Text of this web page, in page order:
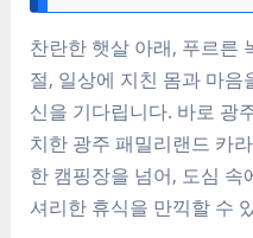
찬란한 햇살 아래, 푸르른
절, 일상에 지친 몸과 마
신을 기다립니다. 바로 광
치한 광주 패밀리랜드 카
한 캠핑장을 넘어, 도심
셔리한 휴식을 만끽할 수